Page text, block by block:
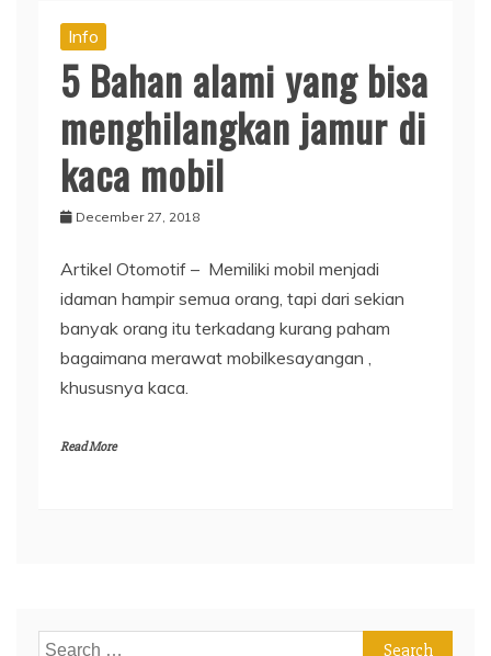
Info
5 Bahan alami yang bisa
menghilangkan jamur di
kaca mobil
December 27, 2018
Artikel Otomotif – Memiliki mobil menjadi
idaman hampir semua orang, tapi dari sekian
banyak orang itu terkadang kurang paham
bagaimana merawat mobilkesayangan ,
khususnya kaca.
Read More
Search